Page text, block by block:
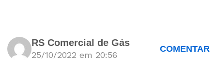
RS Comercial de Gás
25/10/2022 em 20:56
COMENTAR